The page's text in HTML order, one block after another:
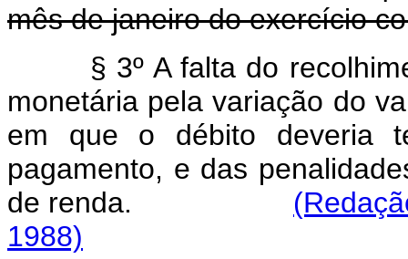
mês de janeiro do exercício
§ 3º A falta do
monetária pela variação do
em que o débito deveria
pagamento, e das
de renda.
1988)